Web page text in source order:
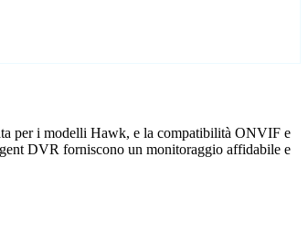
per i modelli Hawk, e la compatibilità ONVIF e
DVR forniscono un monitoraggio affidabile e